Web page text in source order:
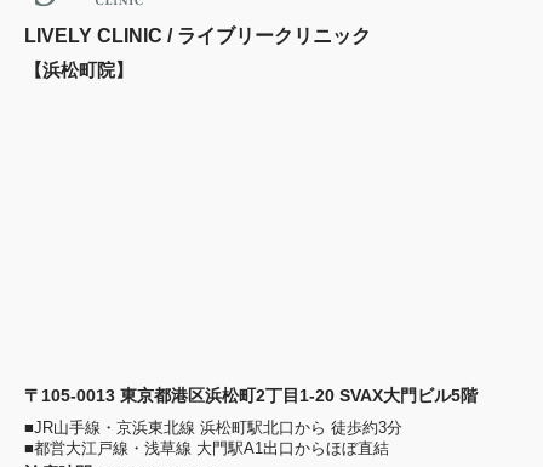
LIVELY CLINIC / ライブリークリニック
【浜松町院】
〒105-0013 東京都港区浜松町2丁目1-20 SVAX大門ビル5階
■JR山手線・京浜東北線 浜松町駅北口から 徒歩約3分
■都営大江戸線・浅草線 大門駅A1出口からほぼ直結